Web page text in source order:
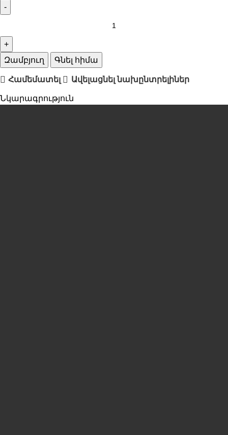
Զամբյուղ Գնել հիմա
Համեմատել Ավելացնել նախընտրելիներ
Նկարագրություն